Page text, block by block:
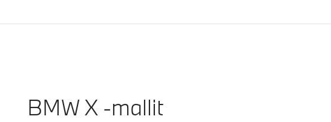
BMW X -mallit